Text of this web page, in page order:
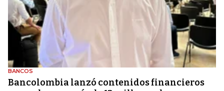
BANCOS
Bancolombia lanzó contenidos financieros